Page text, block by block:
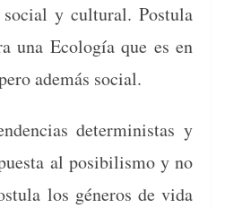
y cul­tur­al. Pos­tu­la
una Ecología que es en
además social.
deter­min­istas y
al posi­bil­is­mo y no
los géneros de vida